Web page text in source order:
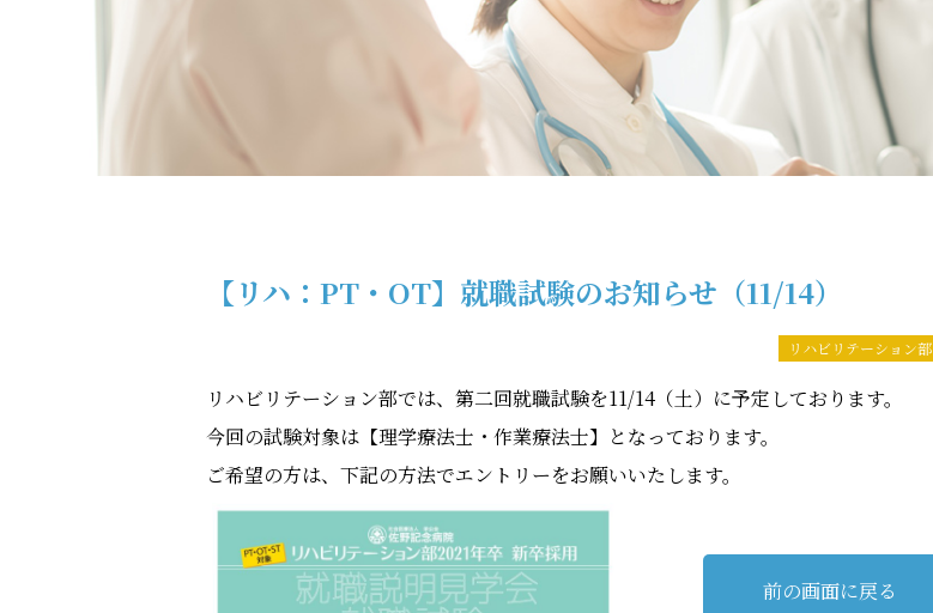
【リハ：PT・OT】就職試験のお知らせ（11/14）
リハビリテーション部
リハビリテーション部では、第二回就職試験を11/14（土）に予定しております。
今回の試験対象は【理学療法士・作業療法士】となっております。
ご希望の方は、下記の方法でエントリーをお願いいたします。
前の画面に戻る